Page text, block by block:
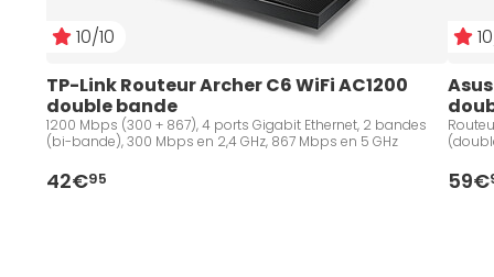
10/10
TP-Link Routeur Archer C6 WiFi AC1200
double bande
1200 Mbps (300 + 867), 4 ports Gigabit Ethernet, 2 bandes
(bi-bande), 300 Mbps en 2,4 GHz, 867 Mbps en 5 GHz
42€95 59€